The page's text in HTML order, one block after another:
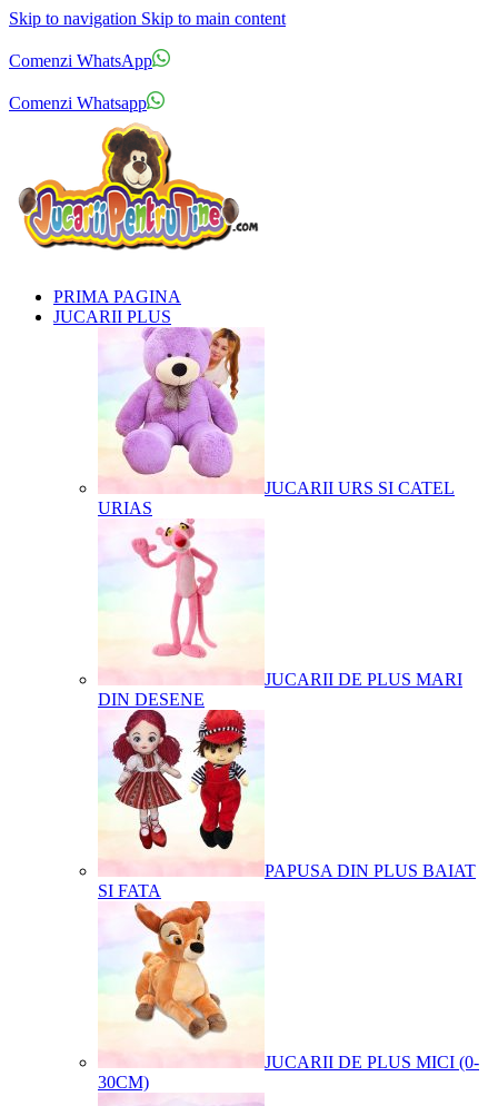
Skip to navigation Skip to main content
Comenzi WhatsApp
Comenzi Whatsapp
PRIMA PAGINA
JUCARII PLUS
JUCARII URS SI CATEL
URIAS
JUCARII DE PLUS MARI
DIN DESENE
PAPUSA DIN PLUS BAIAT
SI FATA
JUCARII DE PLUS MICI (0-
30CM)